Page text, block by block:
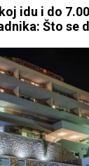
idu i do
Što se